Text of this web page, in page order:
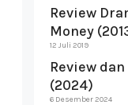
Review
Money
12 Juli 2019
Review
(2024)
6 Desember 2024